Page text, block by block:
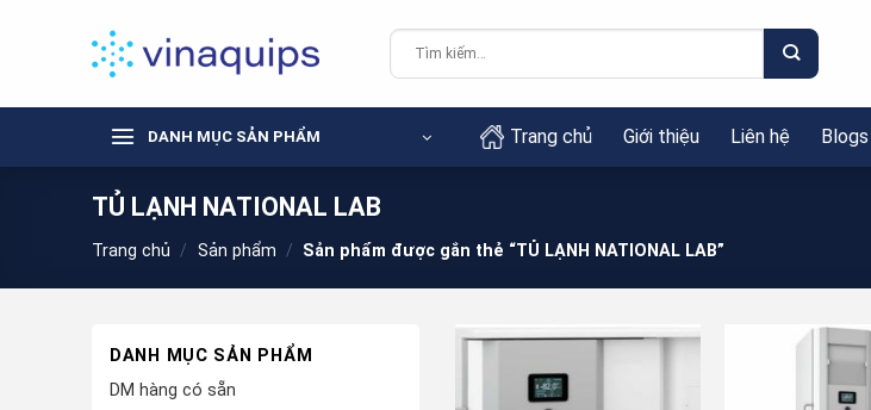
Tìm
kiếm:
DANH MỤC SẢN PHẨM Trang chủ Giới thiệu Liên hệ Blogs
TỦ LẠNH NATIONAL LAB
Trang chủ / Sản phẩm / Sản phẩm được gắn thẻ “TỦ LẠNH NATIONAL LAB”
DANH MỤC SẢN PHẨM
DM hàng có sẵn